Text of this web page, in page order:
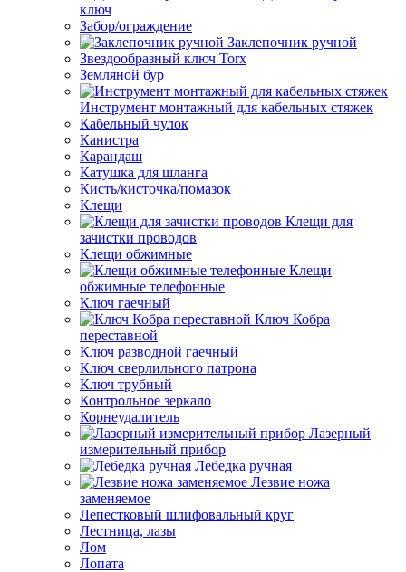
ключ
Забор/ограждение
Заклепочник ручной
Звездообразный ключ Torx
Земляной бур
Инструмент монтажный для кабельных стяжек
Кабельный чулок
Канистра
Карандаш
Катушка для шланга
Кисть/кисточка/помазок
Клещи
Клещи для
зачистки проводов
Клещи обжимные
Клещи
обжимные телефонные
Ключ гаечный
Ключ Кобра
переставной
Ключ разводной гаечный
Ключ сверлильного патрона
Ключ трубный
Контрольное зеркало
Корнеудалитель
Лазерный
измерительный прибор
Лебедка ручная
Лезвие ножа
заменяемое
Лепестковый шлифовальный круг
Лестница, лазы
Лом
Лопата